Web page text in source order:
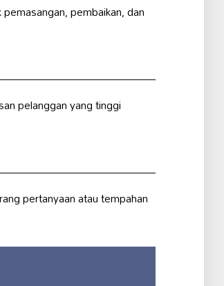
pembaikan, dan
pelanggan yang tinggi
pertanyaan atau tempahan